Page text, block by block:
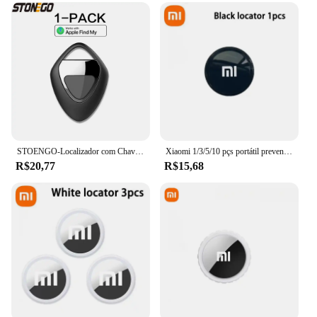
does not add unnecessary bulk to your bike, and its
weather-resistant properties ensure that your
devices stay protected from the elements. The
mount's compatibility with a wide range of devices
makes it a must-have accessory for cyclists who
rely on technology to stay informed and entertained
during their rides. Whether you're a casual rider or a
competitive cyclist, the mitag mount is an essential
addition to your cycling gear.
R$20,77
Xiaomi 1/3/5/10 pçs portátil prevenção de perda bluetooth 4.0 rastreador crianças pet carteira chave localizador gps rastreador mini localizador inteligente
R$15,68